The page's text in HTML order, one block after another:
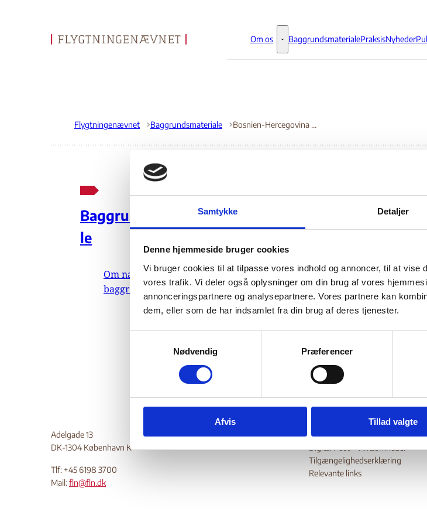
Samtykke Detaljer
Denne hjemmeside bruger cookies
Vi bruger cookies til at tilpasse vores indhold og annoncer, til at vise
vores trafik. Vi deler også oplysninger om din brug af vores
annonceringspartnere og analysepartnere. Vores partnere kan
dem, eller som de har indsamlet fra din brug af deres tjenester.
v
Nødvendig Præferencer
Afvis Tillad valgte
Gå til forsiden
Om os Om os - Flere links
BaggrundsmaterialePraksisNyheder
Flygtningenævnet Baggrundsmateriale Bosnien-Hercegovina 447
Baggrundsmateria
le
Om nævnets
baggrundsmateriale
Annual review
situation of
and intersex
28.02.2026 Bilag 447ILGABosnien-Hercegovina
Download
Adelgade 13
DK-1304 København K
Tlf: +45 6198 3700
Mail:fln@fln.dk
Digital Post - Borger
Digital Post - Virksomheder
Tilgængelighedserklæring
Relevante links